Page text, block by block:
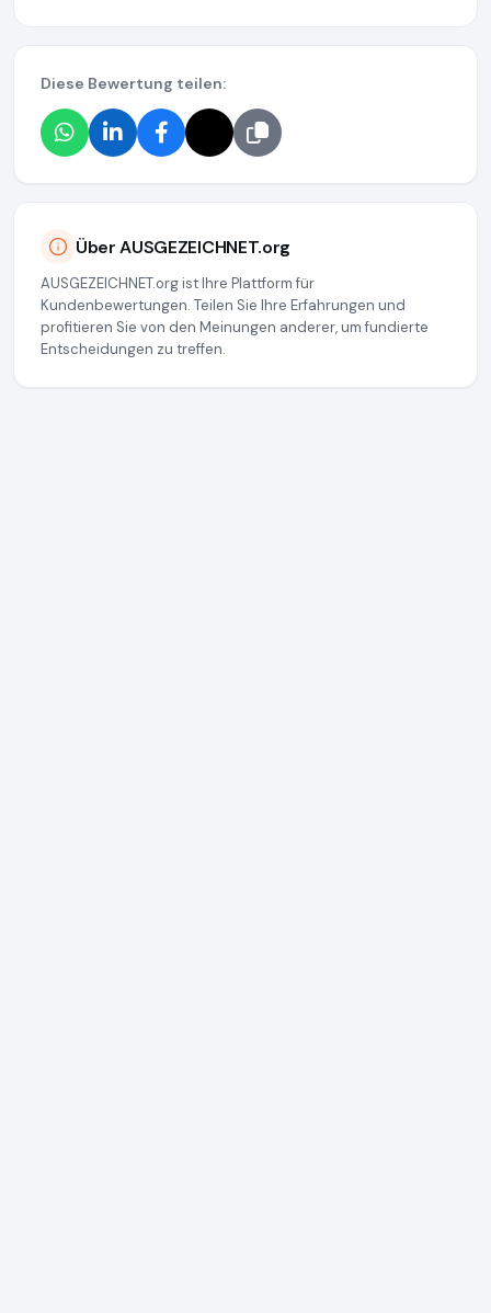
Diese Bewertung teilen:
Über AUSGEZEICHNET.org
AUSGEZEICHNET.org ist Ihre Plattform für
Kundenbewertungen. Teilen Sie Ihre Erfahrungen und
profitieren Sie von den Meinungen anderer, um fundierte
Entscheidungen zu treffen.